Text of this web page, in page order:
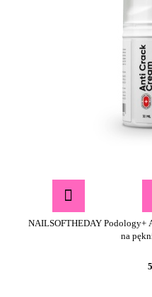
NAILSOFTHEDAY Podology+
na